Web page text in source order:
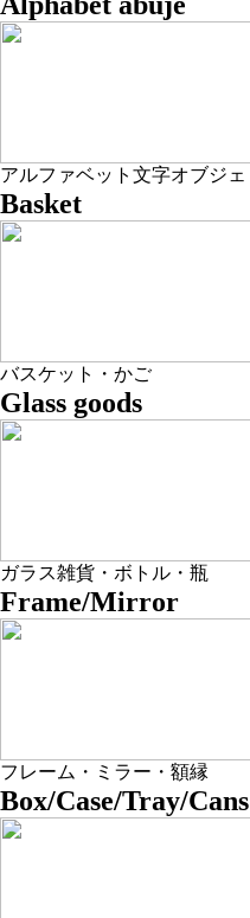
アルファベット文字オブジェ
Basket
バスケット・かご
Glass goods
ガラス雑貨・ボトル・瓶
Frame/Mirror
フレーム・ミラー・額縁
Box/Case/Tray/Cans